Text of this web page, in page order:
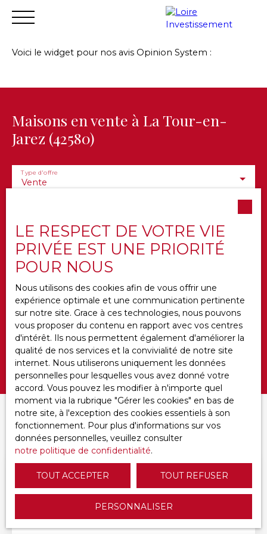
Accueil Acheter Vendre Louer Financer
Voici le widget pour nos avis Opinion System :
Maisons en vente à La Tour-en-
Jarez (42580)
Vente
Type d'offre
La Tour-en-Jarez (42580)
Localisation
Budget max (€)
Surface min (m²)
Ameublement
Rechercher
Pertinence
Trier par
CRÉER UNE ALERTE
A voir absolument
LE RESPECT DE VOTRE VIE
PRIVÉE EST UNE PRIORITÉ
POUR NOUS
Nous utilisons des cookies afin de vous offrir une
expérience optimale et une communication pertinente
sur notre site. Grace à ces technologies, nous pouvons
vous proposer du contenu en rapport avec vos centres
d'intérêt. Ils nous permettent également d'améliorer la
qualité de nos services et la convivialité de notre site
internet. Nous utiliserons uniquement les données
personnelles pour lesquelles vous avez donné votre
accord. Vous pouvez les modifier à n'importe quel
moment via la rubrique ″Gérer les cookies″ en bas de
notre site, à l'exception des cookies essentiels à son
fonctionnement. Pour plus d'informations sur vos
données personnelles, veuillez consulter
notre politique de confidentialité.
TOUT ACCEPTER TOUT REFUSER
PERSONNALISER